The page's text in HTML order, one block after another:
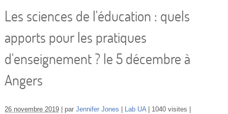
Transition
IA
Colloques
Les sciences de l'éducation : quels
apports pour les pratiques
d'enseignement ? le 5 décembre à
Angers
26 novembre 2019 par Jennifer Jones Lab UA
1040 visites